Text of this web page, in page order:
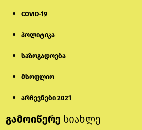
COVID-19
პოლიტიკა
საზოგადოება
მსოფლიო
არჩევნები 2021
გამოიწერე სიახლე